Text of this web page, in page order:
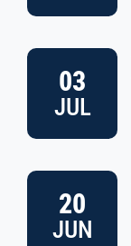
03
JUL
20
JUN